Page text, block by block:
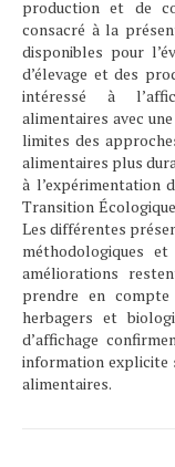
production et de
consacré à la
disponibles pour
d’élevage et des
intéressé à
alimentaires avec
limites des
alimentaires plus
à l’expérimentation
Transition
Les différentes
méthodologiques
améliorations
prendre en compte
herbagers et
d’affichage
information explicite
alimentaires.